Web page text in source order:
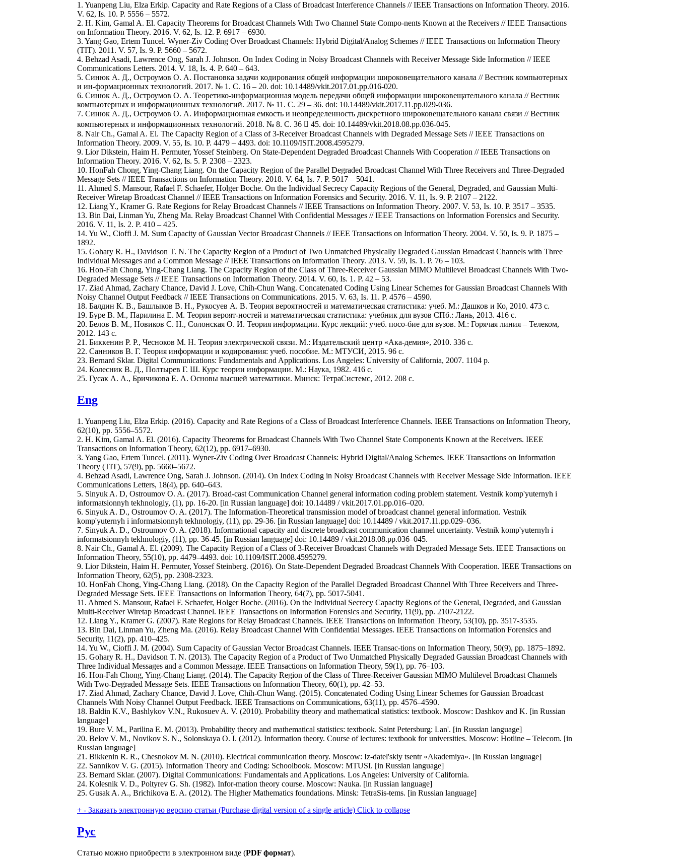
1. Yuanpeng Liu, Elza Erkip. Capacity and Rate Regions of a Class of Broadcast Interference Channels // IEEE Transactions on Information Theory. 2016.
V. 62, Is. 10. P. 5556 – 5572.
2. H. Kim, Gamal A. El. Capacity Theorems for Broadcast Channels With Two Channel State Compo-nents Known at the Receivers // IEEE Transactions
on Information Theory. 2016. V. 62, Is. 12. P. 6917 – 6930.
3. Yang Gao, Ertem Tuncel. Wyner-Ziv Coding Over Broadcast Channels: Hybrid Digital/Analog Schemes // IEEE Transactions on Information Theory
(TIT). 2011. V. 57, Is. 9. P. 5660 – 5672.
4. Behzad Asadi, Lawrence Ong, Sarah J. Johnson. On Index Coding in Noisy Broadcast Channels with Receiver Message Side Information // IEEE
Communications Letters. 2014. V. 18, Is. 4. P. 640 – 643.
5. Синюк А. Д., Остроумов О. А. Постановка задачи кодирования общей информации широковещательного канала // Вестник компьютерных
и ин-формационных технологий. 2017. № 1. С. 16 – 20. doi: 10.14489/vkit.2017.01.pp.016-020.
6. Синюк А. Д., Остроумов О. А. Теоретико-информационная модель передачи общей информации широковещательного канала // Вестник
компьютерных и информационных технологий. 2017. № 11. С. 29 – 36. doi: 10.14489/vkit.2017.11.pp.029-036.
7. Синюк А. Д., Остроумов О. А. Информационная емкость и неопределенность дискретного широковещательного канала связи // Вестник
компьютерных и информационных технологий. 2018. № 8. С. 36  45. doi: 10.14489/vkit.2018.08.pp.036-045.
8. Nair Ch., Gamal A. El. The Capacity Region of a Class of 3-Receiver Broadcast Channels with Degraded Message Sets // IEEE Transactions on
Information Theory. 2009. V. 55, Is. 10. P. 4479 – 4493. doi: 10.1109/ISIT.2008.4595279.
9. Lior Dikstein, Haim H. Permuter, Yossef Steinberg. On State-Dependent Degraded Broadcast Channels With Cooperation // IEEE Transactions on
Information Theory. 2016. V. 62, Is. 5. P. 2308 – 2323.
10. HonFah Chong, Ying-Chang Liang. On the Capacity Region of the Parallel Degraded Broadcast Channel With Three Receivers and Three-Degraded
Message Sets // IEEE Transactions on Information Theory. 2018. V. 64, Is. 7. P. 5017 – 5041.
11. Ahmed S. Mansour, Rafael F. Schaefer, Holger Boche. On the Individual Secrecy Capacity Regions of the General, Degraded, and Gaussian Multi-
Receiver Wiretap Broadcast Channel // IEEE Transactions on Information Forensics and Security. 2016. V. 11, Is. 9. P. 2107 – 2122.
12. Liang Y., Kramer G. Rate Regions for Relay Broadcast Channels // IEEE Transactions on Information Theory. 2007. V. 53, Is. 10. P. 3517 – 3535.
13. Bin Dai, Linman Yu, Zheng Ma. Relay Broadcast Channel With Confidential Messages // IEEE Transactions on Information Forensics and Security.
2016. V. 11, Is. 2. P. 410 – 425.
14. Yu W., Cioffi J. M. Sum Capacity of Gaussian Vector Broadcast Channels // IEEE Transactions on Information Theory. 2004. V. 50, Is. 9. P. 1875 –
1892.
15. Gohary R. H., Davidson T. N. The Capacity Region of a Product of Two Unmatched Physically Degraded Gaussian Broadcast Channels with Three
Individual Messages and a Common Message // IEEE Transactions on Information Theory. 2013. V. 59, Is. 1. P. 76 – 103.
16. Hon-Fah Chong, Ying-Chang Liang. The Capacity Region of the Class of Three-Receiver Gaussian MIMO Multilevel Broadcast Channels With Two-
Degraded Message Sets // IEEE Transactions on Information Theory. 2014. V. 60, Is. 1. P. 42 – 53.
17. Ziad Ahmad, Zachary Chance, David J. Love, Chih-Chun Wang. Concatenated Coding Using Linear Schemes for Gaussian Broadcast Channels With
Noisy Channel Output Feedback // IEEE Transactions on Communications. 2015. V. 63, Is. 11. P. 4576 – 4590.
18. Балдин К. В., Башлыков В. Н., Рукосуев А. В. Теория вероятностей и математическая статистика: учеб. М.: Дашков и Ко, 2010. 473 c.
19. Буре В. М., Парилина Е. М. Теория вероят-ностей и математическая статистика: учебник для вузов СПб.: Лань, 2013. 416 c.
20. Белов В. М., Новиков С. Н., Солонская О. И. Теория информации. Курс лекций: учеб. посо-бие для вузов. М.: Горячая линия – Телеком,
2012. 143 c.
21. Биккенин Р. Р., Чесноков М. Н. Теория электрической связи. М.: Издательский центр «Ака-демия», 2010. 336 с.
22. Санников В. Г. Теория информации и кодирования: учеб. пособие. М.: МТУСИ, 2015. 96 с.
23. Bernard Sklar. Digital Communications: Fundamentals and Applications. Los Angeles: University of California, 2007. 1104 p.
24. Колесник В. Д., Полтырев Г. Ш. Курс теории информации. М.: Наука, 1982. 416 с.
25. Гусак А. А., Бричикова Е. А. Основы высшей математики. Минск: ТетраСистемс, 2012. 208 с.
Eng
1. Yuanpeng Liu, Elza Erkip. (2016). Capacity and Rate Regions of a Class of Broadcast Interference Channels. IEEE Transactions on Information Theory,
62(10), pp. 5556–5572.
2. H. Kim, Gamal A. El. (2016). Capacity Theorems for Broadcast Channels With Two Channel State Components Known at the Receivers. IEEE
Transactions on Information Theory, 62(12), pp. 6917–6930.
3. Yang Gao, Ertem Tuncel. (2011). Wyner-Ziv Coding Over Broadcast Channels: Hybrid Digital/Analog Schemes. IEEE Transactions on Information
Theory (TIT), 57(9), pp. 5660–5672.
4. Behzad Asadi, Lawrence Ong, Sarah J. Johnson. (2014). On Index Coding in Noisy Broadcast Channels with Receiver Message Side Information. IEEE
Communications Letters, 18(4), pp. 640–643.
5. Sinyuk A. D, Ostroumov O. A. (2017). Broad-cast Communication Channel general information coding problem statement. Vestnik komp'yuternyh i
informatsionnyh tekhnologiy, (1), pp. 16-20. [in Russian language] doi: 10.14489 / vkit.2017.01.pp.016–020.
6. Sinyuk A. D., Ostroumov O. A. (2017). The Information-Theoretical transmission model of broadcast channel general information. Vestnik
komp'yuternyh i informatsionnyh tekhnologiy, (11), pp. 29-36. [in Russian language] doi: 10.14489 / vkit.2017.11.pp.029–036.
7. Sinyuk A. D., Ostroumov O. A. (2018). Informational capacity and discrete broadcast communication channel uncertainty. Vestnik komp'yuternyh i
informatsionnyh tekhnologiy, (11), pp. 36-45. [in Russian language] doi: 10.14489 / vkit.2018.08.pp.036–045.
8. Nair Ch., Gamal A. El. (2009). The Capacity Region of a Class of 3-Receiver Broadcast Channels with Degraded Message Sets. IEEE Transactions on
Information Theory, 55(10), pp. 4479–4493. doi: 10.1109/ISIT.2008.4595279.
9. Lior Dikstein, Haim H. Permuter, Yossef Steinberg. (2016). On State-Dependent Degraded Broadcast Channels With Cooperation. IEEE Transactions on
Information Theory, 62(5), pp. 2308-2323.
10. HonFah Chong, Ying-Chang Liang. (2018). On the Capacity Region of the Parallel Degraded Broadcast Channel With Three Receivers and Three-
Degraded Message Sets. IEEE Transactions on Information Theory, 64(7), pp. 5017-5041.
11. Ahmed S. Mansour, Rafael F. Schaefer, Holger Boche. (2016). On the Individual Secrecy Capacity Regions of the General, Degraded, and Gaussian
Multi-Receiver Wiretap Broadcast Channel. IEEE Transactions on Information Forensics and Security, 11(9), pp. 2107-2122.
12. Liang Y., Kramer G. (2007). Rate Regions for Relay Broadcast Channels. IEEE Transactions on Information Theory, 53(10), pp. 3517-3535.
13. Bin Dai, Linman Yu, Zheng Ma. (2016). Relay Broadcast Channel With Confidential Messages. IEEE Transactions on Information Forensics and
Security, 11(2), pp. 410–425.
14. Yu W., Cioffi J. M. (2004). Sum Capacity of Gaussian Vector Broadcast Channels. IEEE Transac-tions on Information Theory, 50(9), pp. 1875–1892.
15. Gohary R. H., Davidson T. N. (2013). The Capacity Region of a Product of Two Unmatched Physically Degraded Gaussian Broadcast Channels with
Three Individual Messages and a Common Message. IEEE Transactions on Information Theory, 59(1), pp. 76–103.
16. Hon-Fah Chong, Ying-Chang Liang. (2014). The Capacity Region of the Class of Three-Receiver Gaussian MIMO Multilevel Broadcast Channels
With Two-Degraded Message Sets. IEEE Transactions on Information Theory, 60(1), pp. 42–53.
17. Ziad Ahmad, Zachary Chance, David J. Love, Chih-Chun Wang. (2015). Concatenated Coding Using Linear Schemes for Gaussian Broadcast
Channels With Noisy Channel Output Feedback. IEEE Transactions on Communications, 63(11), pp. 4576–4590.
18. Baldin K.V., Bashlykov V.N., Rukosuev A. V. (2010). Probability theory and mathematical statistics: textbook. Moscow: Dashkov and K. [in Russian
language]
19. Bure V. M., Parilina E. M. (2013). Probability theory and mathematical statistics: textbook. Saint Petersburg: Lan'. [in Russian language]
20. Belov V. M., Novikov S. N., Solonskaya O. I. (2012). Information theory. Course of lectures: textbook for universities. Moscow: Hotline – Telecom. [in
Russian language]
21. Bikkenin R. R., Chesnokov M. N. (2010). Electrical communication theory. Moscow: Iz-datel'skiy tsentr «Akademiya». [in Russian language]
22. Sannikov V. G. (2015). Information Theory and Coding: Schoolbook. Moscow: MTUSI. [in Russian language]
23. Bernard Sklar. (2007). Digital Communications: Fundamentals and Applications. Los Angeles: University of California.
24. Kolesnik V. D., Poltyrev G. Sh. (1982). Infor-mation theory course. Moscow: Nauka. [in Russian language]
25. Gusak A. A., Brichikova E. A. (2012). The Higher Mathematics foundations. Minsk: TetraSis-tems. [in Russian language]
+ - Заказать электронную версию статьи (Purchase digital version of a single article) Click to collapse
Рус
Статью можно приобрести в электронном виде (PDF формат).